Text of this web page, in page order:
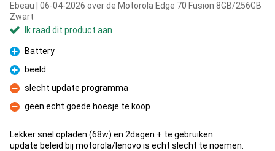
Ebeau | 06-04-2026 over de Motorola Edge 70 Fusion 8GB/256GB
Zwart
Ik raad dit product aan
Pluspunt
Battery
Pluspunt
beeld
Minpunt
slecht update programma
Minpunt
geen echt goede hoesje te koop
Lekker snel opladen (68w) en 2dagen + te gebruiken.
update beleid bij motorola/lenovo is echt slecht te noemen.